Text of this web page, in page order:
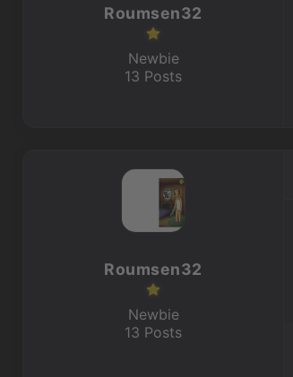
Roumsen32
Newbie
13 Posts
Roumsen32
Newbie
13 Posts